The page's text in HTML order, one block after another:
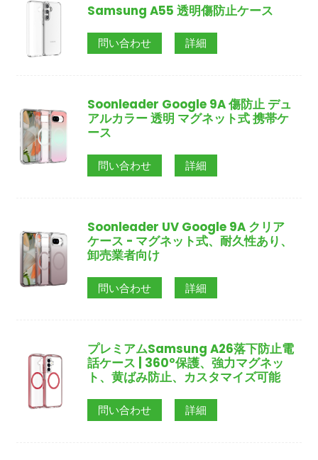
Samsung A55 透明傷防止ケース
問い合わせ 詳細
Soonleader Google 9A 傷防止 デュ
アルカラー 透明 マグネット式 携帯ケ
ース
問い合わせ 詳細
Soonleader UV Google 9A クリア
ケース - マグネット式、耐久性あり、
卸売業者向け
問い合わせ 詳細
プレミアムSamsung A26落下防止電
話ケース | 360°保護、強力マグネッ
ト、黄ばみ防止、カスタマイズ可能
問い合わせ 詳細